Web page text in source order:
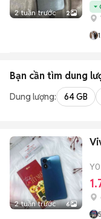
2 tuần trước 2
Bạn cần tìm dung
Dung lượng: 64 GB
2 tuần trước 6